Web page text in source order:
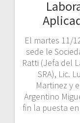
El martes 11/
sede le
Ratti (Jefa del
SRA), Lic.
Martinez y
Argentino
fin la puesta